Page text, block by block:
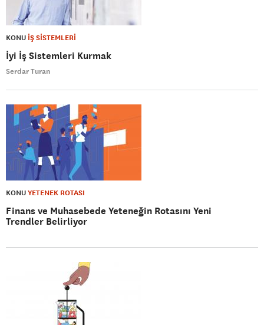
KONU İŞ SİSTEMLERİ
İyi İş Sistemleri Kurmak
Serdar Turan
KONUYETENEK ROTASI
Finans ve Muhasebede Yeteneğin Rotasını Yeni
Trendler Belirliyor